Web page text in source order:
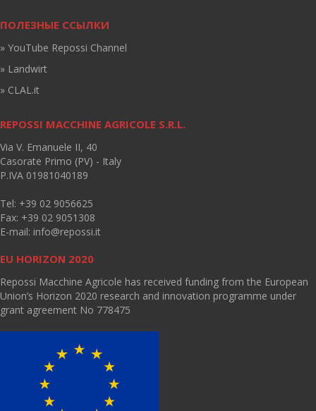
ПОЛЕЗНЫЕ ССЫЛКИ
» YouTube Repossi Channel
» Landwirt
» CLAL.it
REPOSSI MACCHINE AGRICOLE S.R.L.
Via V. Emanuele II, 40
Casorate Primo (PV) - Italy
P.IVA 01981040189
Tel: +39 02 9056625
Fax: +39 02 9051308
E-mail: info@repossi.it
EU HORIZON 2020
Repossi Macchine Agricole has received funding from the European
Union’s Horizon 2020 research and innovation programme under
grant agreement No 778475